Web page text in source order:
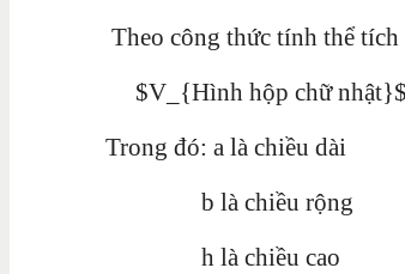
Theo công thức tính thể
$V_{Hình hộp chữ
Trong đó: a là chiều dài
b là chiều rộng
h là chiều cao